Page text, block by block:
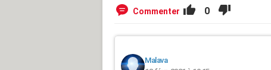
Commenter 0
Malava